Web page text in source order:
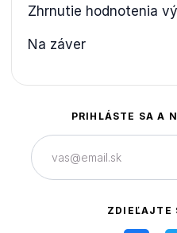
Zhrnutie hodnotenia
Na záver
PRIHLÁSTE SA A
ZDIEĽAJTE